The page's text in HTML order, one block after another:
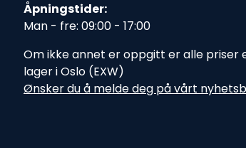
Åpningstider:
Man - fre: 09:00 - 17:00
Om ikke annet er oppgitt er alle
lager i Oslo (EXW)
Ønsker du å melde deg på vårt